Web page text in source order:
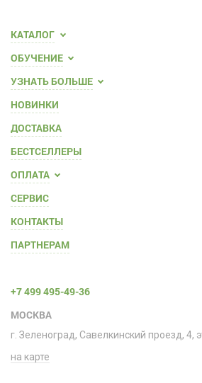
КАТАЛОГ
ОБУЧЕНИЕ
УЗНАТЬ БОЛЬШЕ
НОВИНКИ
ДОСТАВКА
БЕСТСЕЛЛЕРЫ
ОПЛАТА
СЕРВИС
КОНТАКТЫ
ПАРТНЕРАМ
+7 499 495-49-36
МОСКВА
г. Зеленоград, Савелкинский проезд, 4,
на карте